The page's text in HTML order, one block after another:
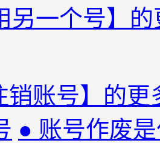
另一个号】
销账号】的
● 账号作废